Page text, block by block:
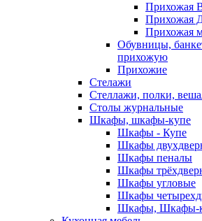
Прихожая
Прихожая
Прихожая
Обувницы,
прихожую
Прихожие
Стелажи
Стеллажи, полки,
Столы журнальные
Шкафы, шкафы-купе
Шкафы - Купе
Шкафы
Шкафы пеналы
Шкафы
Шкафы угловые
Шкафы
Шкафы, Шкафы-